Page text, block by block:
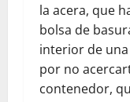
la acera, que
bolsa de
interior de
por no
contenedor,